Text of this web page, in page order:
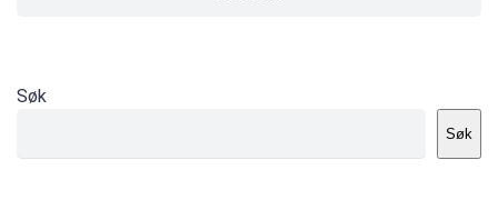
Søk
Søk